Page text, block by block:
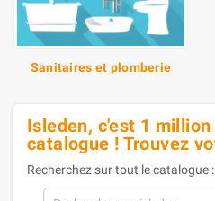
Sanitaires et plomberie
Isleden, c'est 1
catalogue ! Trouvez
Recherchez sur tout le catalogue :